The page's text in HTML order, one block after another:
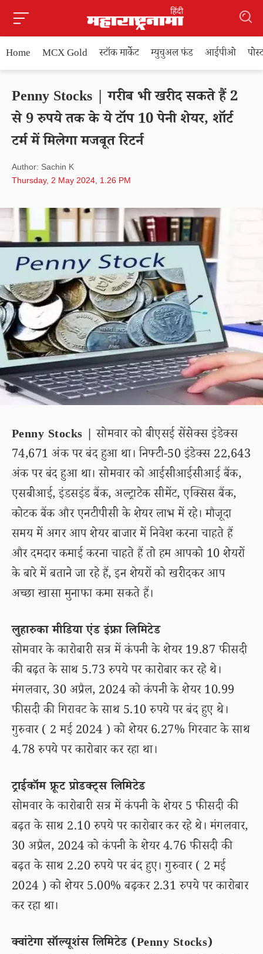
Home MCX Gold स्टॉक मार्केट म्युचुअल फंड आईपीओ
Penny Stocks | गरीब भी खरीद सकते हैं 2
से 9 रुपये तक के ये टॉप 10 पेनी शेयर, शॉर्ट
टर्म में मिलेगा मजबूत रिटर्न
Author: Sachin K
Thursday, 2 May 2024, 1.26 PM
Penny Stocks | सोमवार को बीएसई सेंसेक्स इंडेक्स
74,671 अंक पर बंद हुआ था। निफ्टी-50 इंडेक्स 22,643
अंक पर बंद हुआ था। सोमवार को आईसीआईसीआई बैंक,
एसबीआई, इंडसइंड बैंक, अल्ट्राटेक सीमेंट, एक्सिस बैंक,
कोटक बैंक और एनटीपीसी के शेयर लाभ में रहे। मौजूदा
समय में अगर आप शेयर बाजार में निवेश करना चाहते हैं
और दमदार कमाई करना चाहते हैं तो हम आपको 10 शेयरों
के बारे में बताने जा रहे हैं, इन शेयरों को खरीदकर आप
अच्छा खासा मुनाफा कमा सकते हैं।
लुहारुका मीडिया एंड इंफ्रा लिमिटेड
सोमवार के कारोबारी सत्र में कंपनी के शेयर 19.87 फीसदी
की बढ़त के साथ 5.73 रुपये पर कारोबार कर रहे थे।
मंगलवार, 30 अप्रैल, 2024 को कंपनी के शेयर 10.99
फीसदी की गिरावट के साथ 5.10 रुपये पर बंद हुए थे।
गुरुवार ( 2 मई 2024 ) को शेयर 6.27% गिरवाट के साथ
4.78 रुपये पर कारोबार कर रहा था।
ट्राईकॉम फ्रूट प्रोडक्ट्स लिमिटेड
सोमवार के कारोबारी सत्र में कंपनी के शेयर 5 फीसदी की
बढ़त के साथ 2.10 रुपये पर कारोबार कर रहे थे। मंगलवार,
30 अप्रैल, 2024 को कंपनी के शेयर 4.76 फीसदी की
बढ़त के साथ 2.20 रुपये पर बंद हुए। गुरुवार ( 2 मई
2024 ) को शेयर 5.00% बढ़कर 2.31 रुपये पर कारोबार
कर रहा था।
क्वांटेगा सॉल्यूशंस लिमिटेड (Penny Stocks)